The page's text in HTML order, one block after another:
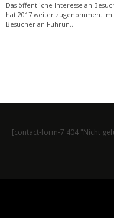
Das öffentliche Interesse an
hat 2017 weiter zugenommen.
Besucher an Führun...
[contact-form-7 404 "Nicht